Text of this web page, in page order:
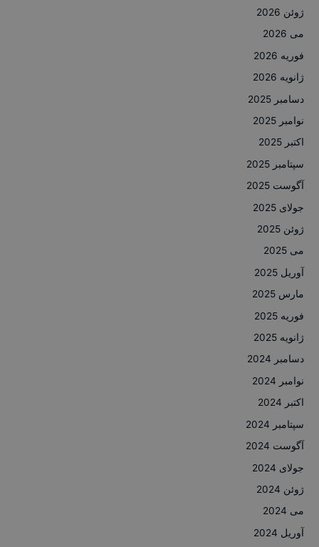
ژوئن 2026
می 2026
فوریه 2026
ژانویه 2026
دسامبر 2025
نوامبر 2025
اکتبر 2025
سپتامبر 2025
آگوست 2025
جولای 2025
ژوئن 2025
می 2025
آوریل 2025
مارس 2025
فوریه 2025
ژانویه 2025
دسامبر 2024
نوامبر 2024
اکتبر 2024
سپتامبر 2024
آگوست 2024
جولای 2024
ژوئن 2024
می 2024
آوریل 2024